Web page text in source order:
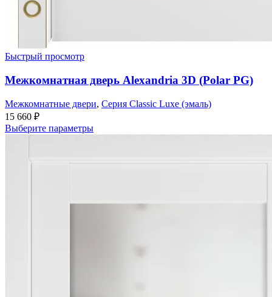
Быстрый просмотр
Межкомнатная дверь Alexandria 3D (Polar PG)
Межкомнатные двери, Серия Classic Luxe (эмаль)
15 660 ₽
Выберите параметры